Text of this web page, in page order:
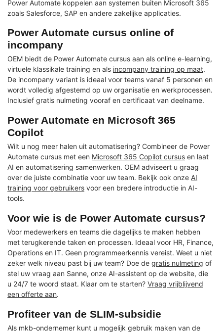
Power Automate koppelen aan systemen buiten Microsoft 365
zoals Salesforce, SAP en andere zakelijke applicaties.
Power Automate cursus online of
incompany
OEM biedt de Power Automate cursus aan als online e-learning,
virtuele klassikale training en als incompany training op maat.
De incompany variant is ideaal voor teams vanaf 5 personen en
wordt volledig afgestemd op uw organisatie en werkprocessen.
Inclusief gratis nulmeting vooraf en certificaat van deelname.
Power Automate en Microsoft 365
Copilot
Wilt u nog meer halen uit automatisering? Combineer de Power
Automate cursus met een Microsoft 365 Copilot cursus en laat
AI en automatisering samenwerken. OEM adviseert u graag
over de juiste combinatie voor uw team. Bekijk ook onze AI
training voor gebruikers voor een bredere introductie in AI-
tools.
Voor wie is de Power Automate cursus?
Voor medewerkers en teams die dagelijks te maken hebben
met terugkerende taken en processen. Ideaal voor HR, Finance,
Operations en IT. Geen programmeerkennis vereist. Weet u niet
zeker welk niveau past bij uw team? Doe de gratis nulmeting of
stel uw vraag aan Sanne, onze AI-assistent op de website, die
u 24/7 te woord staat. Klaar om te starten? Vraag vrijblijvend
een offerte aan.
Profiteer van de SLIM-subsidie
Als mkb-ondernemer kunt u mogelijk gebruik maken van de